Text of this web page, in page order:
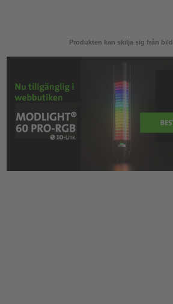
Produkten kan skilja sig från bild